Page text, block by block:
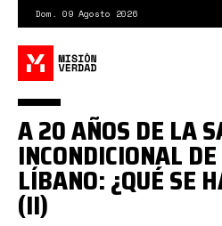
contenido
principal
Dom. 09 Agosto 2026
A 20 AÑOS DE LA
INCONDICIONAL
LÍBANO: ¿QUÉ SE
(II)